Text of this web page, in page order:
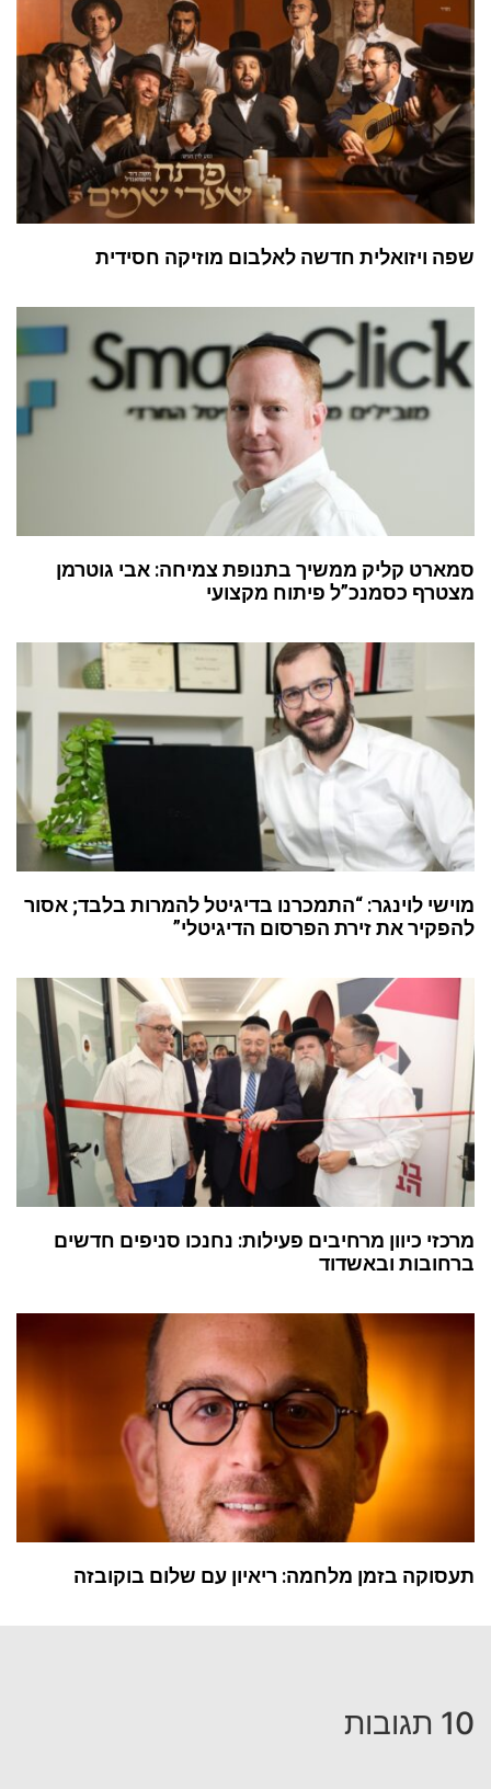
שפה ויזואלית חדשה לאלבום מוזיקה חסידית
סמארט קליק ממשיך בתנופת צמיחה: אבי גוטרמן
מצטרף כסמנכ”ל פיתוח מקצועי
מוישי לוינגר: “התמכרנו בדיגיטל להמרות בלבד; אסור
להפקיר את זירת הפרסום הדיגיטלי”
מרכזי כיוון מרחיבים פעילות: נחנכו סניפים חדשים
ברחובות ובאשדוד
תעסוקה בזמן מלחמה: ריאיון עם שלום בוקובזה
10 תגובות